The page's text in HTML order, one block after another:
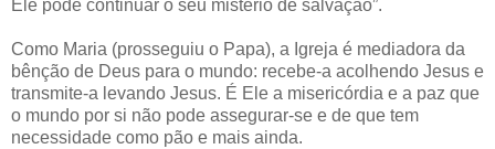
Ele pode continuar o seu mistério de salvação”.
Como Maria (prosseguiu o Papa), a Igreja é mediadora da
bênção de Deus para o mundo: recebe-a acolhendo Jesus e
transmite-a levando Jesus. É Ele a misericórdia e a paz que
o mundo por si não pode assegurar-se e de que tem
necessidade como pão e mais ainda.